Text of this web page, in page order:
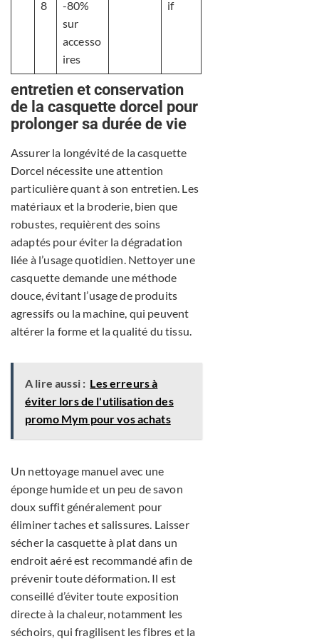
8
-80%
sur
accesso
ires
if
entretien et conservation
de la casquette dorcel pour
prolonger sa durée de vie
Assurer la longévité de la casquette
Dorcel nécessite une attention
particulière quant à son entretien. Les
matériaux et la broderie, bien que
robustes, requièrent des soins
adaptés pour éviter la dégradation
liée à l’usage quotidien. Nettoyer une
casquette demande une méthode
douce, évitant l’usage de produits
agressifs ou la machine, qui peuvent
altérer la forme et la qualité du tissu.
A lire aussi : Les erreurs à
éviter lors de l'utilisation des
promo Mym pour vos achats
Un nettoyage manuel avec une
éponge humide et un peu de savon
doux suffit généralement pour
éliminer taches et salissures. Laisser
sécher la casquette à plat dans un
endroit aéré est recommandé afin de
prévenir toute déformation. Il est
conseillé d’éviter toute exposition
directe à la chaleur, notamment les
séchoirs, qui fragilisent les fibres et la